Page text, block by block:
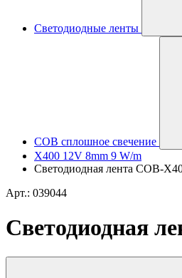
Светодиодные ленты
COB сплошное свечение
X400 12V 8mm 9 W/m
Светодиодная лента COB-
Арт.: 039044
Светодиодная